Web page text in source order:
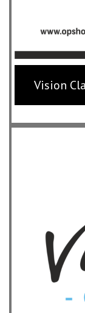
Vision